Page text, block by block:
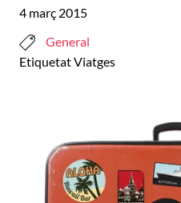
4 març 2015
General
EtiquetatViatges